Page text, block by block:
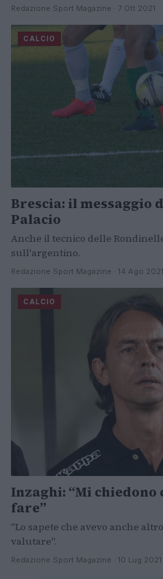
Redazione Sport Magazine · 7 Ott 2021
CALCIO
Brescia: il messaggio
Palacio
Anche il tecnico delle
sull'argentino.
Redazione Sport Magazine · 14 Ago 2021
CALCIO
Inzaghi: “Mi chiedono
fare”
"Lo sapete che avevo anche
valutare".
Redazione Sport Magazine · 10 Lug 2021